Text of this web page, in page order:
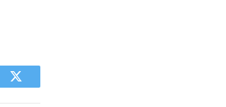
Twitter